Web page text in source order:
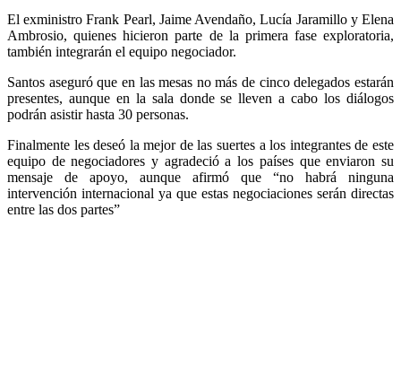
El exministro Frank Pearl, Jaime Avendaño, Lucía Jaramillo y Elena
Ambrosio, quienes hicieron parte de la primera fase exploratoria,
también integrarán el equipo negociador.
Santos aseguró que en las mesas no más de cinco delegados estarán
presentes, aunque en la sala donde se lleven a cabo los diálogos
podrán asistir hasta 30 personas.
Finalmente les deseó la mejor de las suertes a los integrantes de este
equipo de negociadores y agradeció a los países que enviaron su
mensaje de apoyo, aunque afirmó que “no habrá ninguna
intervención internacional ya que estas negociaciones serán directas
entre las dos partes”